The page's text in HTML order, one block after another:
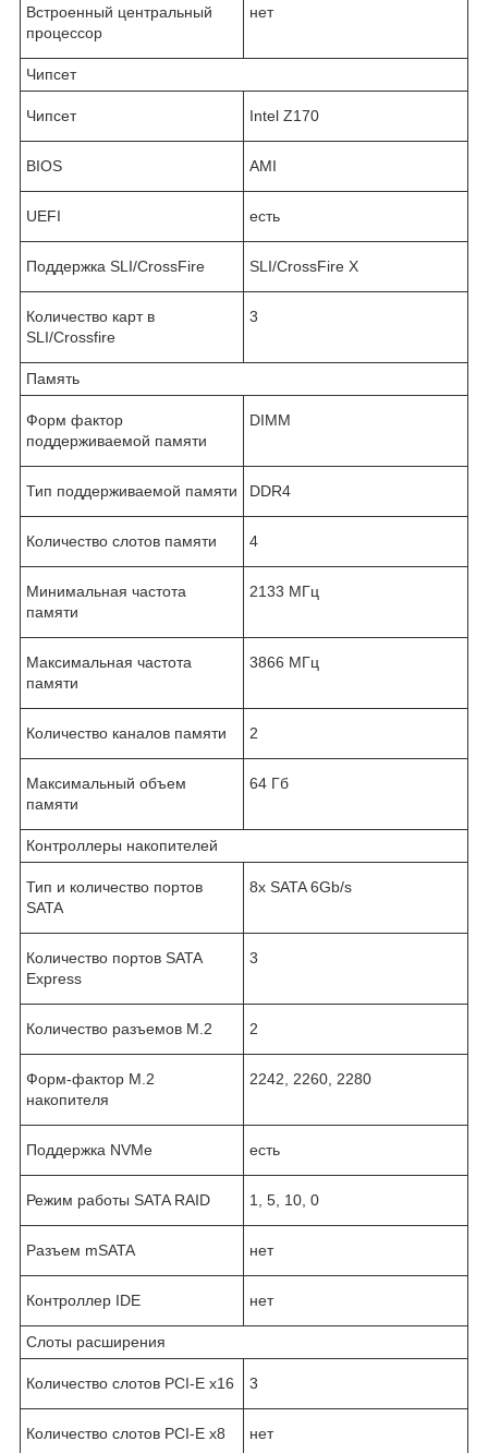
Встроенный центральный
процессор
нет
Чипсет
Чипсет Intel Z170
BIOS AMI
UEFI есть
Поддержка SLI/CrossFire SLI/CrossFire X
Количество карт в
SLI/Crossfire
3
Память
Форм фактор
поддерживаемой памяти
DIMM
Тип поддерживаемой памяти DDR4
Количество слотов памяти 4
Минимальная частота
памяти
2133 МГц
Максимальная частота
памяти
3866 МГц
Количество каналов памяти 2
Максимальный объем
памяти
64 Гб
Контроллеры накопителей
Тип и количество портов
SATA
8x SATA 6Gb/s
Количество портов SATA
Express
3
Количество разъемов M.2 2
Форм-фактор M.2
накопителя
2242, 2260, 2280
Поддержка NVMe есть
Режим работы SATA RAID 1, 5, 10, 0
Разъем mSATA нет
Контроллер IDE нет
Слоты расширения
Количество слотов PCI-E x16 3
Количество слотов PCI-E x8 нет